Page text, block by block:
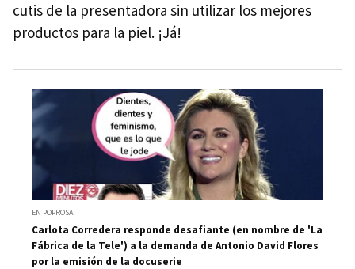
cutis de la presentadora sin utilizar los mejores
productos para la piel. ¡Já!
EN POPROSA
Carlota Corredera responde desafiante (en nombre de 'La
Fábrica de la Tele') a la demanda de Antonio David Flores
por la emisión de la docuserie